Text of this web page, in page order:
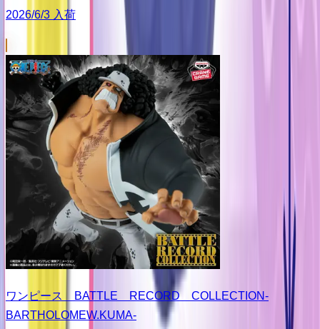
2026/6/3 入荷
ワンピース BATTLE RECORD COLLECTION-
BARTHOLOMEW.KUMA-